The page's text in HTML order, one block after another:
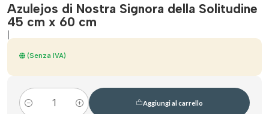
Azulejos di Nostra Signora della Solitudine
45 cm x 60 cm
(Senza IVA)
Quantità
Aggiungi al carrello